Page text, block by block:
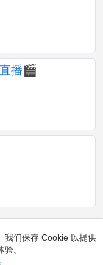
播🎬
我们保存 Cookie 以提供
。